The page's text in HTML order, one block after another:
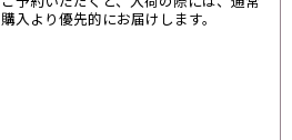
購入より優先的にお届けします。